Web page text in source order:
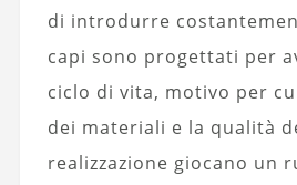
di introdurre
capi sono progettati per
ciclo di vita, motivo per
dei materiali e la qualità
realizzazione giocano un